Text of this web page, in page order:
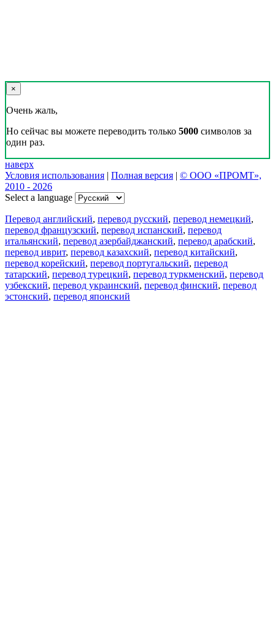
×
Очень жаль,
Но сейчас вы можете переводить только 5000 символов за
один раз.
наверх
Условия использования | Полная версия | © ООО «ПРОМТ»,
2010 - 2026
Select a language
Перевод английский, перевод русский, перевод немецкий,
перевод французский, перевод испанский, перевод
итальянский, перевод азербайджанский, перевод арабский,
перевод иврит, перевод казахский, перевод китайский,
перевод корейский, перевод португальский, перевод
татарский, перевод турецкий, перевод туркменский, перевод
узбекский, перевод украинский, перевод финский, перевод
эстонский, перевод японский